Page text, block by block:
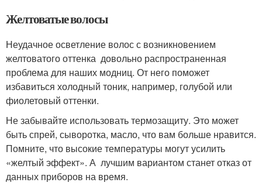
Желтоватые волосы
Неудачное осветление волос с возникновением
желтоватого оттенка довольно распространенная
проблема для наших модниц. От него поможет
избавиться холодный тоник, например, голубой или
фиолетовый оттенки.
Не забывайте использовать термозащиту. Это может
быть спрей, сыворотка, масло, что вам больше нравится.
Помните, что высокие температуры могут усилить
«желтый эффект». А лучшим вариантом станет отказ от
данных приборов на время.